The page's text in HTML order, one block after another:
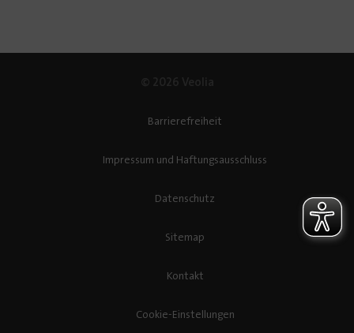
Barrierefreiheit
Impressum und Haftungsausschluss
Datenschutz
Sitemap
Kontakt
Cookie-Einstellungen